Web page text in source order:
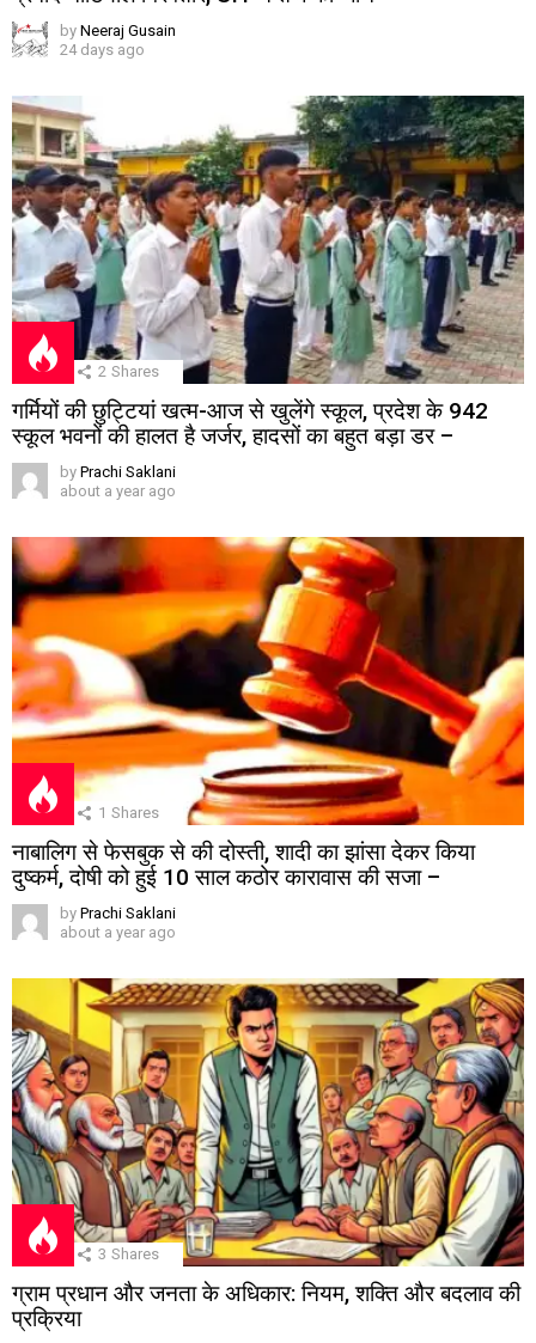
by Neeraj Gusain
24 days ago
2 Shares
गर्मियों की छुट्टियां खत्म-आज से खुलेंगे स्कूल, प्रदेश के 942
स्कूल भवनों की हालत है जर्जर, हादसों का बहुत बड़ा डर –
by Prachi Saklani
about a year ago
1 Shares
नाबालिग से फेसबुक से की दोस्ती, शादी का झांसा देकर किया
दुष्कर्म, दोषी को हुई 10 साल कठोर कारावास की सजा –
by Prachi Saklani
about a year ago
3 Shares
ग्राम प्रधान और जनता के अधिकार: नियम, शक्ति और बदलाव की
प्रक्रिया